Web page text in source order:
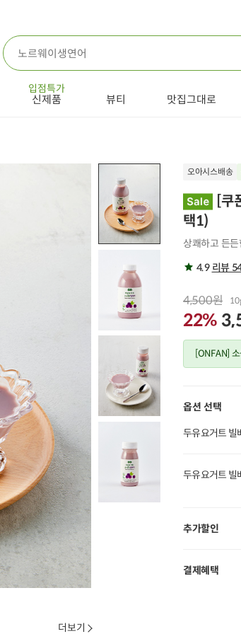
입점특가
신제품 뷰티 맛집그대로
더보기
오아시스배송
[쿠
택1)
상쾌하고 든
4.9 리뷰
4,500원
22%
[ONFAN]
옵션 선택
두유요거트
두유요거트
추가할인
결제혜택